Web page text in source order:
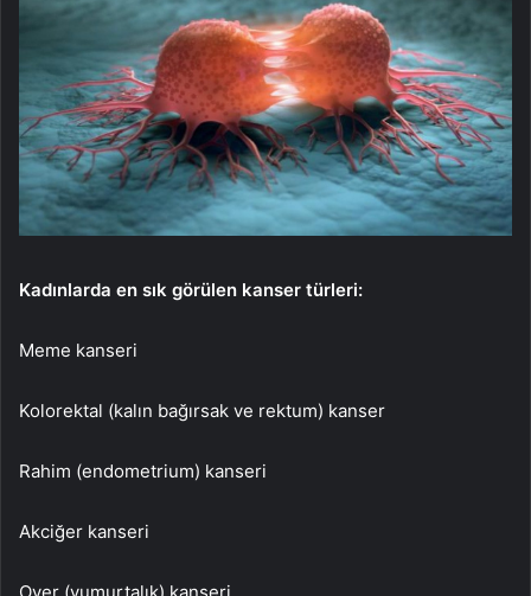
Kadınlarda en sık görülen kanser türleri:
Meme kanseri
Kolorektal (kalın bağırsak ve rektum) kanser
Rahim (endometrium) kanseri
Akciğer kanseri